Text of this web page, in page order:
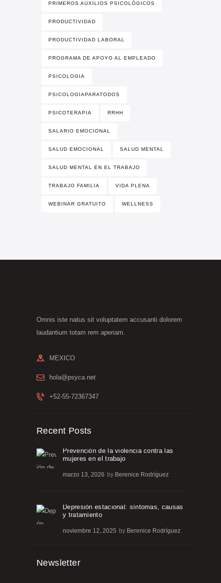
PRIMEROS AUXILIOS PSICOLÓGICOS
PRODUCTIVIDAD
PRODUCTIVIDAD LABORAL
PROGRAMA DE APOYO AL EMPLEADO
PSICOLOGIA
PSICOLOGIAPARATODOS
PSICOTERAPIA RRHH
SALARIO EMOCIONAL
SALUD EMOCIONAL SALUD MENTAL
SALUD MENTAL EN EL TRABAJO
TRABAJO FAMILIA VIDA PLENA
WEBINAR GRATUITO WELLNESS
Omnis iste natus sit voluptatem accusanti dolorem
laudantium totam rem aperiam.
MEXICO
hola@psyca.net
+52-55-72367347
Recent Posts
Prevención de la violencia contra las
mujeres en el trabajo
marzo 13, 2026 by Berenice Rodríguez
Depresión estacional: síntomas, causas
y tratamiento
noviembre 12, 2025 by Berenice Rodríguez
Newsletter